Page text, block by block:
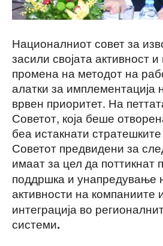
Националниот совет за
засили својата активност
промена на методот на
алатки за имплементација
врвен приоритет. На
Советот, која беше
беа истакнати
Советот предвидени за
имаат за цел да поттикнат
поддршка и унапредување
активности на компаниите
интеграција во
системи.